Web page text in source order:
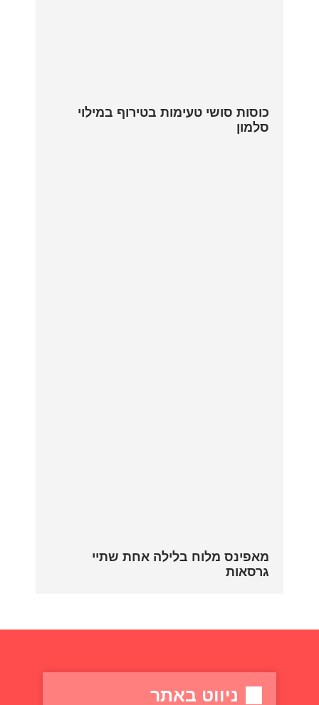
כוסות סושי טעימות בטירוף במילוי
סלמון
מאפינס מלוח בלילה אחת שתיי
גרסאות
ניווט באתר